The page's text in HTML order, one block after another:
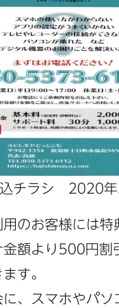
込チラシ 2020年
のお客様には特
金額より500円割
す。
に、スマホやパソ